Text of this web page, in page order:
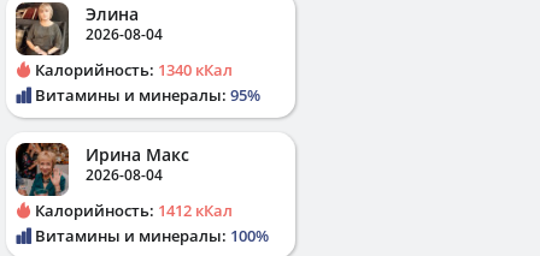
Элина
2026-08-04
Калорийность: 1340 кКал
Витамины и минералы: 95%
Ирина Макс
2026-08-04
Калорийность: 1412 кКал
Витамины и минералы: 100%